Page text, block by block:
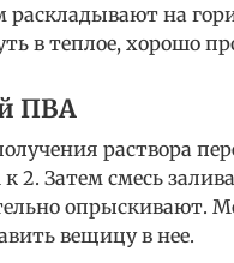
раскладывают на
в теплое, хорошо
ПВА
раствора
к 2. Затем смесь
опрыскивают.
вещицу в нее.